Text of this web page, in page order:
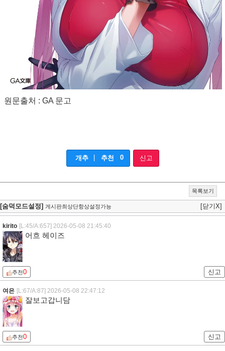
원문출처 : GA 문고
개추 추천 0 신고
목록보기
[숨덕모드설정] 게시판최상단항상설정가능 [닫기X]
kirito [L:45/A:657] 2026-05-08 21:45:40
어흐 헤이즈
추천0 신고
여은 [L:67/A:87] 2026-05-08 22:47:12
잘보고갑니담
추천0 신고